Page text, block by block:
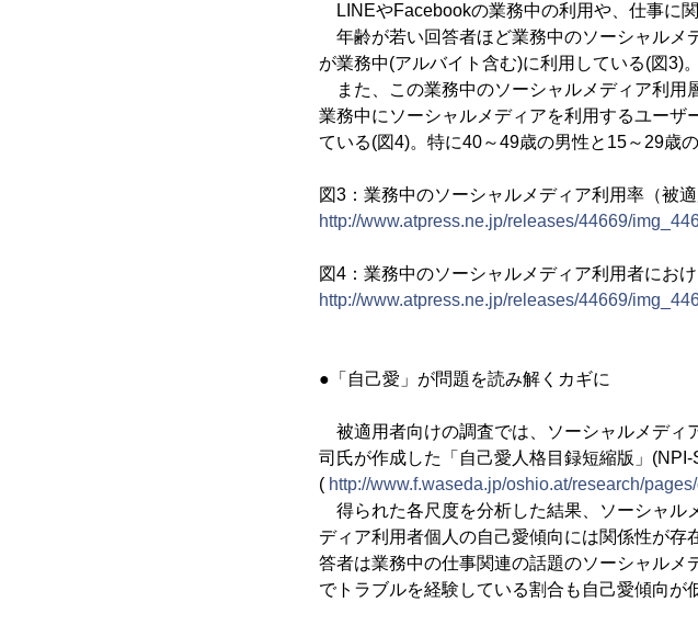
LINEやFacebookの業務中の利用や、仕事に
年齢が若い回答者ほど業務中のソーシャルメ
が業務中(アルバイト含む)に利用している(図3)。
また、この業務中のソーシャルメディア利用
業務中にソーシャルメディアを利用するユーザ
ている(図4)。特に40～49歳の男性と15～29歳
図3：業務中のソーシャルメディア利用率（被
http://www.atpress.ne.jp/releases/44669/
図4：業務中のソーシャルメディア利用者にお
http://www.atpress.ne.jp/releases/44669/
●「自己愛」が問題を読み解くカギに
被適用者向けの調査では、ソーシャルメディ
司氏が作成した「自己愛人格目録短縮版」(NPI-
( http://www.f.waseda.jp/oshio.at/research/
得られた各尺度を分析した結果、ソーシャル
ディア利用者個人の自己愛傾向には関係性が存
答者は業務中の仕事関連の話題のソーシャル
でトラブルを経験している割合も自己愛傾向が